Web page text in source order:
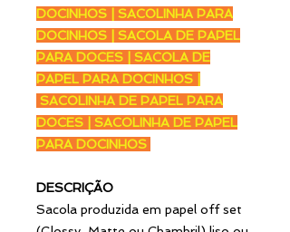
DOCINHOS | SACOLINHA PARA
DOCINHOS | SACOLA DE PAPEL
PARA DOCES | SACOLA DE
PAPEL PARA DOCINHOS |
SACOLINHA DE PAPEL PARA
DOCES | SACOLINHA DE PAPEL
PARA DOCINHOS
DESCRIÇÃO
Sacola produzida em papel off set